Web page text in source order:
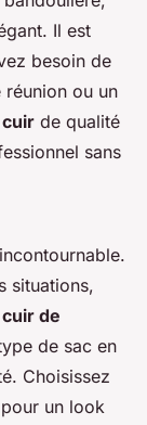
Il est
besoin de
ou un
de qualité
sans
situations,
cuir de
de sac en
Choisissez
un look